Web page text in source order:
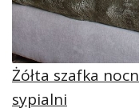
Żółta szafka
sypialni